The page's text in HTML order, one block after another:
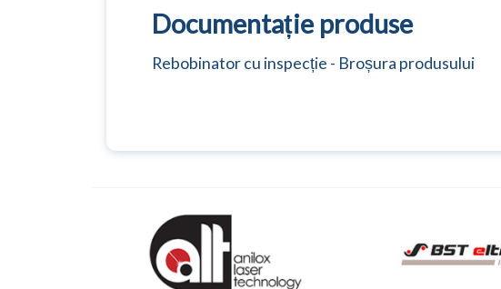
Documentație produse
Rebobinator cu inspecție - Broșura produsului